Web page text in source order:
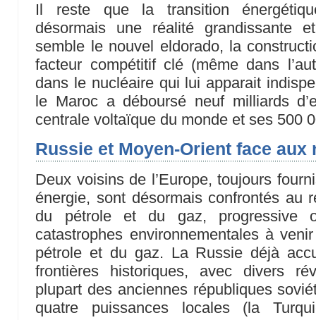
Il reste que la transition
désormais une réalité grandissante
semble le nouvel eldorado, la
facteur compétitif clé (même dans
dans le nucléaire qui lui apparait
le Maroc a déboursé neuf milliards
centrale voltaïque du monde et ses 500
Russie et Moyen-Orient face aux
Deux voisins de l’Europe, toujours
énergie, sont désormais confrontés au
du pétrole et du gaz, progressive
catastrophes environnementales à
pétrole et du gaz. La Russie déjà
frontières historiques, avec divers
plupart des anciennes républiques
quatre puissances locales (la